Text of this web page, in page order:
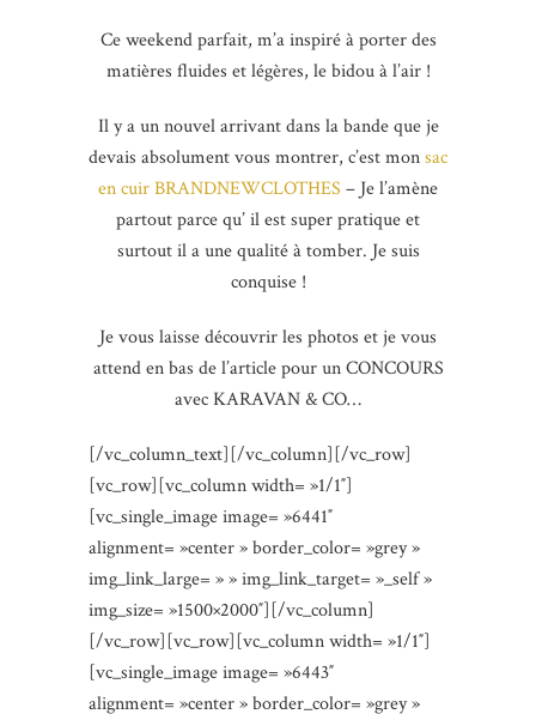
Ce weekend parfait, m’a inspiré à porter des
matières fluides et légères, le bidou à l’air !
Il y a un nouvel arrivant dans la bande que je
devais absolument vous montrer, c’est monsac
en cuirBRANDNEWCLOTHES – Je l’amène
partout parce qu’ il est super pratique et
surtout il a une qualité à tomber. Je suis
conquise !
Je vous laisse découvrir les photos et je vous
attend en bas de l’article pour un CONCOURS
avec KARAVAN & CO…
[/vc_column_text][/vc_column][/vc_row]
[vc_row][vc_column width= »1/1″]
[vc_single_image image= »6441″
alignment= »center » border_color= »grey »
img_link_large= » » img_link_target= »_self »
img_size= »1500×2000″][/vc_column]
[/vc_row][vc_row][vc_column width= »1/1″]
[vc_single_image image= »6443″
alignment= »center » border_color= »grey »